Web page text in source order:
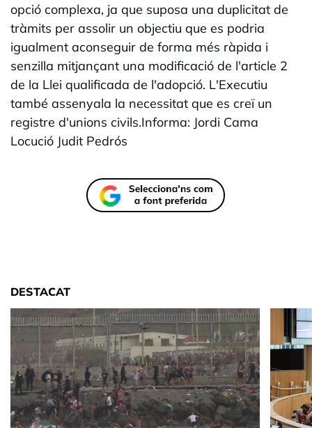
opció complexa, ja que suposa una duplicitat de
tràmits per assolir un objectiu que es podria
igualment aconseguir de forma més ràpida i
senzilla mitjançant una modificació de l'article 2
de la Llei qualificada de l'adopció. L'Executiu
també assenyala la necessitat que es creï un
registre d'unions civils.Informa: Jordi Cama
Locució Judit Pedrós
DESTACAT